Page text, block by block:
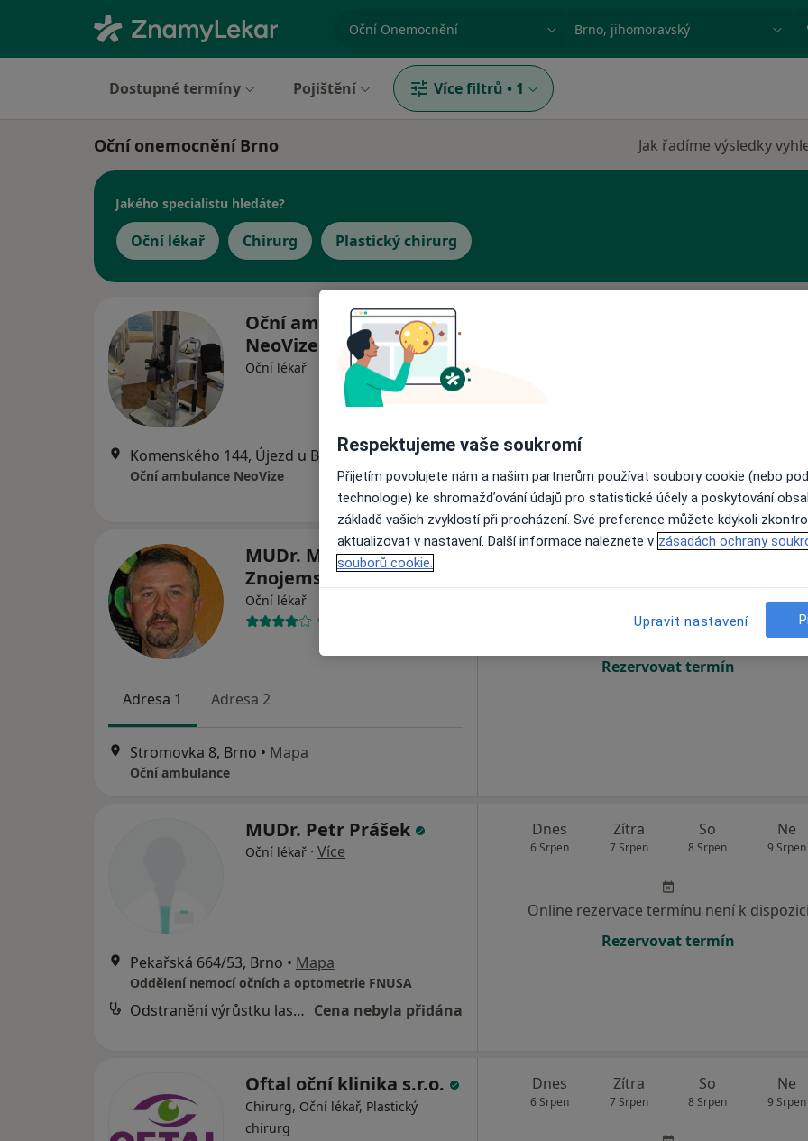
specializace, nemoc nebo příjmení Město nebo region
Dostupné termíny Pojištění Více filtrů • 1
Oční onemocnění Brno Jak řadíme výsledky
Jakého specialistu hledáte?
Oční lékař Chirurg Plastický chirurg
Oční ambulance
NeoVize
Oční lékař
Komenského 144, Újezd u Brna •Mapa
Oční ambulance NeoVize
MUDr. Michal
Znojemský
Oční lékař
15 názorů
Adresa 1 Adresa 2
Stromovka 8, Brno • Mapa
Oční ambulance
So Ne
Online rezervace termínu není k
Rezervovat termín
MUDr. Petr Prášek
Oční lékař · Více
Pekařská 664/53, Brno • Mapa
Oddělení nemocí očních a optometrie FNUSA
Odstranění výrůstku laserem/excize Cena nebyla přidána
Dnes
6 Srpen
Zítra
7 Srpen
So
8 Srpen
Ne
9 Srpen
Online rezervace termínu není k dispozici
Rezervovat termín
Oftal oční klinika s.r.o.
Chirurg, Oční lékař, Plastický
chirurg
Dnes
6 Srpen
Zítra
7 Srpen
So
8 Srpen
Ne
9 Srpen
Respektujeme vaše soukromí
Přijetím povolujete nám a našim partnerům používat soubory cookie (nebo
technologie) ke shromažďování údajů pro statistické účely a poskytování
základě vašich zvyklostí při procházení. Své preference můžete kdykoli
aktualizovat v nastavení. Další informace naleznete v zásadách ochrany
souborů cookie.
Upravit nastavení